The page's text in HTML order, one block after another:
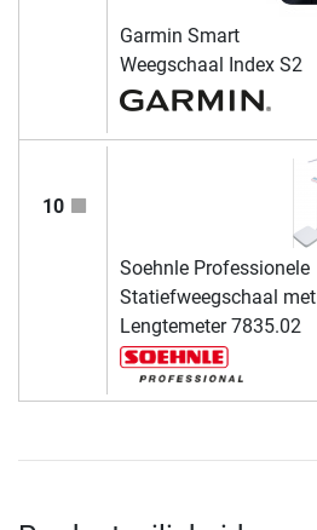
Garmin Smart
Weegschaal Index S2
10
Soehnle Professionele
Statiefweegschaal met
Lengtemeter 7835.02